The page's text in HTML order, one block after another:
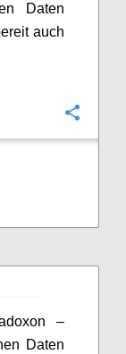
Daten
auch
–
Daten